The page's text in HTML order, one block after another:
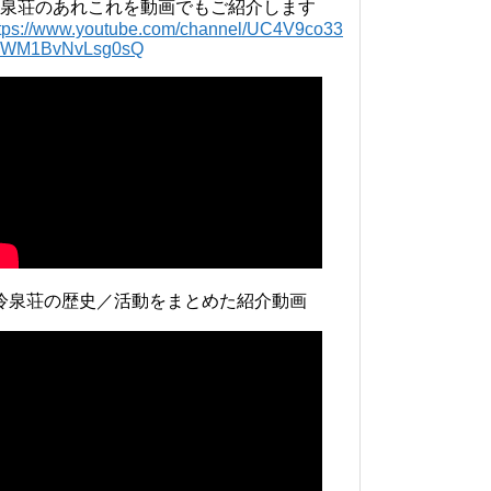
荘のあれこれを動画でもご紹介します
www.youtube.com/channel/UC4V9co33
泉荘の歴史／活動をまとめた紹介動画